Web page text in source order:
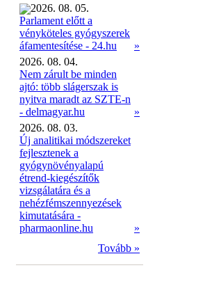
2026. 08. 05.
Parlament előtt a
vényköteles gyógyszerek
áfamentesítése - 24.hu
»
2026. 08. 04.
Nem zárult be minden
ajtó: több slágerszak is
nyitva maradt az SZTE-n
- delmagyar.hu
»
2026. 08. 03.
Új analitikai módszereket
fejlesztenek a
gyógynövényalapú
étrend-kiegészítők
vizsgálatára és a
nehézfémszennyezések
kimutatására -
pharmaonline.hu
»
Tovább »